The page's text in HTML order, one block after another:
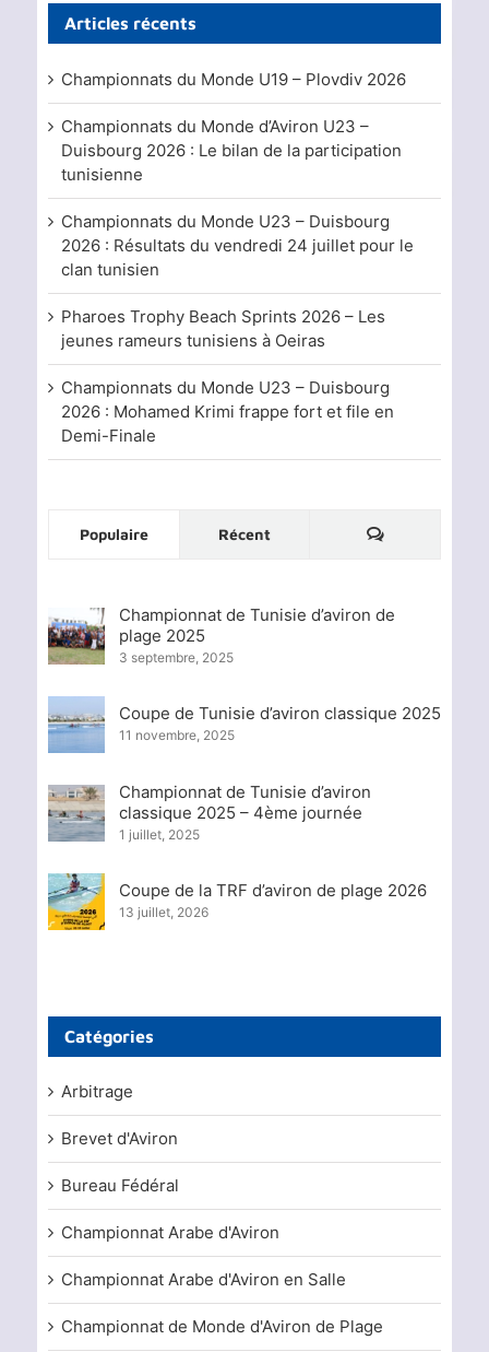
Articles récents
Championnats du Monde U19 – Plovdiv 2026
Championnats du Monde d’Aviron U23 –
Duisbourg 2026 : Le bilan de la participation
tunisienne
Championnats du Monde U23 – Duisbourg
2026 : Résultats du vendredi 24 juillet pour le
clan tunisien
Pharoes Trophy Beach Sprints 2026 – Les
jeunes rameurs tunisiens à Oeiras
Championnats du Monde U23 – Duisbourg
2026 : Mohamed Krimi frappe fort et file en
Demi-Finale
Populaire Récent
Championnat de Tunisie d’aviron de
plage 2025
3 septembre, 2025
Coupe de Tunisie d’aviron classique 2025
11 novembre, 2025
Championnat de Tunisie d’aviron
classique 2025 – 4ème journée
1 juillet, 2025
Coupe de la TRF d’aviron de plage 2026
13 juillet, 2026
Catégories
Arbitrage
Brevet d'Aviron
Bureau Fédéral
Championnat Arabe d'Aviron
Championnat Arabe d'Aviron en Salle
Championnat de Monde d'Aviron de Plage